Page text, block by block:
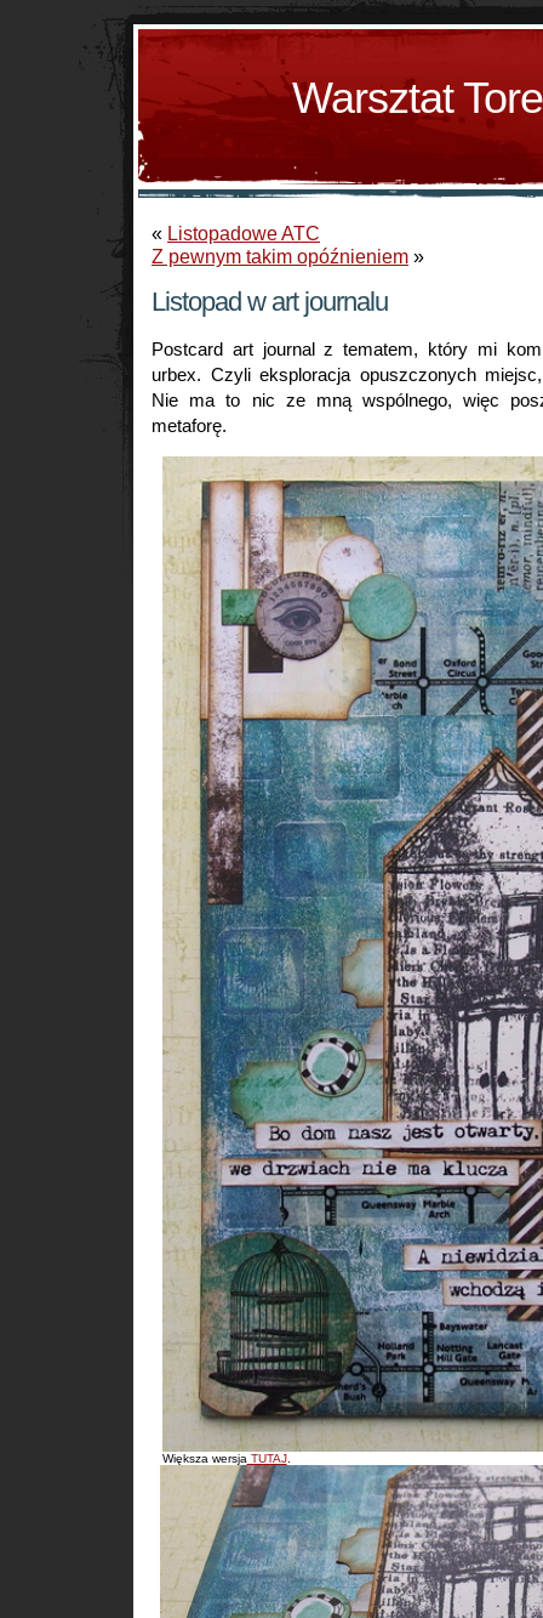
Warsztat
« Listopadowe ATC
Z pewnym takim opóźnieniem »
Listopad w art journalu
Postcard art journal z tematem, który mi
urbex. Czyli eksploracja opuszczonych
Nie ma to nic ze mną wspólnego, więc
metaforę.
Większa wersja TUTAJ.